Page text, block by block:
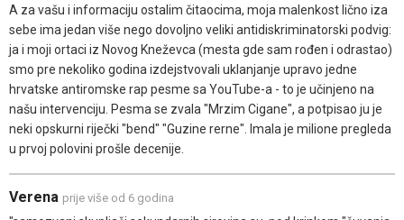
A za vašu i informaciju ostalim čitaocima, moja malenkost lično iza
sebe ima jedan više nego dovoljno veliki antidiskriminatorski podvig:
ja i moji ortaci iz Novog Kneževca (mesta gde sam rođen i odrastao)
smo pre nekoliko godina izdejstvovali uklanjanje upravo jedne
hrvatske antiromske rap pesme sa YouTube-a - to je učinjeno na
našu intervenciju. Pesma se zvala "Mrzim Cigane", a potpisao ju je
neki opskurni riječki "bend" "Guzine rerne". Imala je milione pregleda
u prvoj polovini prošle decenije.
Verena prije više od 6 godina